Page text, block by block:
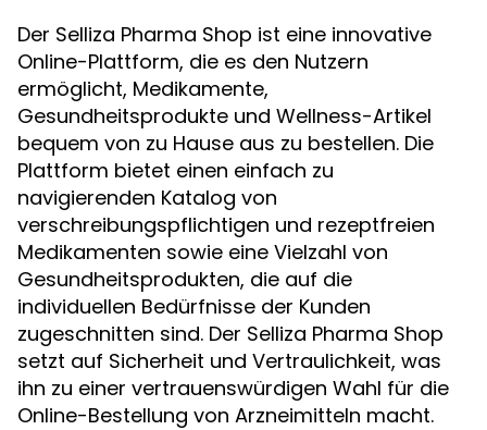
Der Selliza Pharma Shop ist eine innovative
Online-Plattform, die es den Nutzern
ermöglicht, Medikamente,
Gesundheitsprodukte und Wellness-Artikel
bequem von zu Hause aus zu bestellen. Die
Plattform bietet einen einfach zu
navigierenden Katalog von
verschreibungspflichtigen und rezeptfreien
Medikamenten sowie eine Vielzahl von
Gesundheitsprodukten, die auf die
individuellen Bedürfnisse der Kunden
zugeschnitten sind. Der Selliza Pharma Shop
setzt auf Sicherheit und Vertraulichkeit, was
ihn zu einer vertrauenswürdigen Wahl für die
Online-Bestellung von Arzneimitteln macht.